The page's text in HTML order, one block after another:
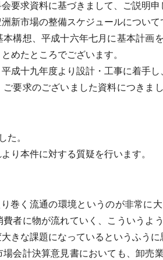
要求資料に基づきまして、ご説明申
新市場の整備スケジュールについて
構想、平成十六年七月に基本計画
めたところでございます。
成十九年度より設計・工事に着手し
要求のございました資料につきま
た。
り本件に対する質疑を行います。
巻く流通の環境というのが非常に
者に物が流れていく、こういうよ
きな課題になっているというふうに
会計決算意見書においても、卸売